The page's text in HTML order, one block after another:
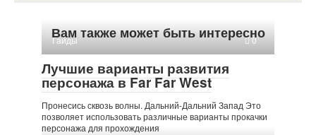
Вам также может быть интересно
Гайды 0
Лучшие варианты развития
персонажа в Far Far West
Пронесись сквозь волны. Дальний-Дальний Запад Это
позволяет использовать различные варианты прокачки
персонажа для прохождения